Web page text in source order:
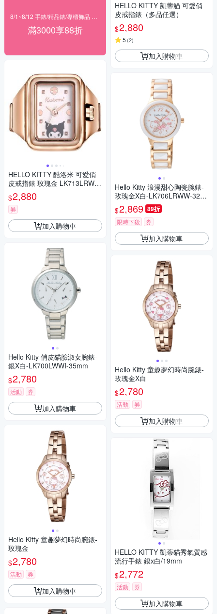
滿3000享88折
HELLO KITTY 酷洛米 可愛俏
皮戒指錶 玫瑰金 LK713LRWI-
A_20mm
$2,880
券
加入購物車
Hello Kitty 俏皮貓臉淑女腕錶-
銀X白-LK700LWWI-35mm
$2,780
活動 券
加入購物車
Hello Kitty 童趣夢幻時尚腕錶-
玫瑰金
$2,780
活動 券
加入購物車
HELLO KITTY 凱蒂貓 可愛俏
皮戒指錶（多品任選）
$2,880
5 (2)
加入購物車
Hello Kitty 浪漫甜心陶瓷腕錶-
玫瑰金X白-LK706LRWW-32m
m
$2,869 89折
限時下殺 券
加入購物車
Hello Kitty 童趣夢幻時尚腕錶-
玫瑰金X白
$2,780
活動 券
加入購物車
HELLO KITTY 凱蒂貓秀氣質感
流行手錶 銀x白/19mm
$2,772
活動 券
加入購物車